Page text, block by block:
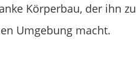
Körperbau, der ihn zu
Umgebung macht.